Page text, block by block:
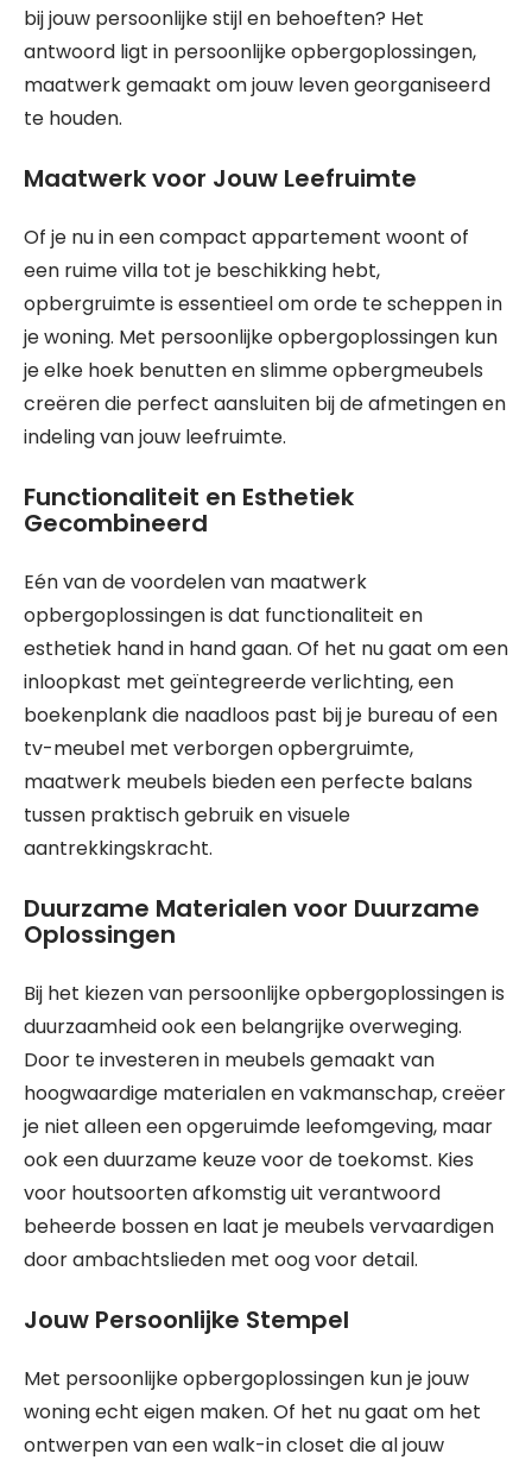
bij jouw persoonlijke stijl en behoeften? Het
antwoord ligt in persoonlijke opbergoplossingen,
maatwerk gemaakt om jouw leven georganiseerd
te houden.
Maatwerk voor Jouw Leefruimte
Of je nu in een compact appartement woont of
een ruime villa tot je beschikking hebt,
opbergruimte is essentieel om orde te scheppen in
je woning. Met persoonlijke opbergoplossingen kun
je elke hoek benutten en slimme opbergmeubels
creëren die perfect aansluiten bij de afmetingen en
indeling van jouw leefruimte.
Functionaliteit en Esthetiek
Gecombineerd
Eén van de voordelen van maatwerk
opbergoplossingen is dat functionaliteit en
esthetiek hand in hand gaan. Of het nu gaat om een
inloopkast met geïntegreerde verlichting, een
boekenplank die naadloos past bij je bureau of een
tv-meubel met verborgen opbergruimte,
maatwerk meubels bieden een perfecte balans
tussen praktisch gebruik en visuele
aantrekkingskracht.
Duurzame Materialen voor Duurzame
Oplossingen
Bij het kiezen van persoonlijke opbergoplossingen is
duurzaamheid ook een belangrijke overweging.
Door te investeren in meubels gemaakt van
hoogwaardige materialen en vakmanschap, creëer
je niet alleen een opgeruimde leefomgeving, maar
ook een duurzame keuze voor de toekomst. Kies
voor houtsoorten afkomstig uit verantwoord
beheerde bossen en laat je meubels vervaardigen
door ambachtslieden met oog voor detail.
Jouw Persoonlijke Stempel
Met persoonlijke opbergoplossingen kun je jouw
woning echt eigen maken. Of het nu gaat om het
ontwerpen van een walk-in closet die al jouw